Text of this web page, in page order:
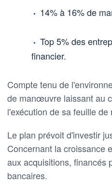
14% à 16% de
Top 5% des
financier.
Compte tenu de
de manœuvre laissant au
l'exécution de sa feuille de
Le plan prévoit d'investir
Concernant la croissance
aux acquisitions, financés
bancaires.